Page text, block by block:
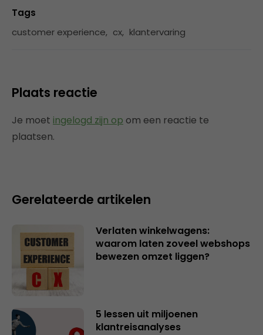
Tags
customer experience, cx, klantervaring
Plaats reactie
Je moet ingelogd zijn op om een reactie te
plaatsen.
Gerelateerde artikelen
Verlaten winkelwagens:
waarom laten zoveel webshops
bewezen omzet liggen?
5 lessen uit miljoenen
klantreisanalyses